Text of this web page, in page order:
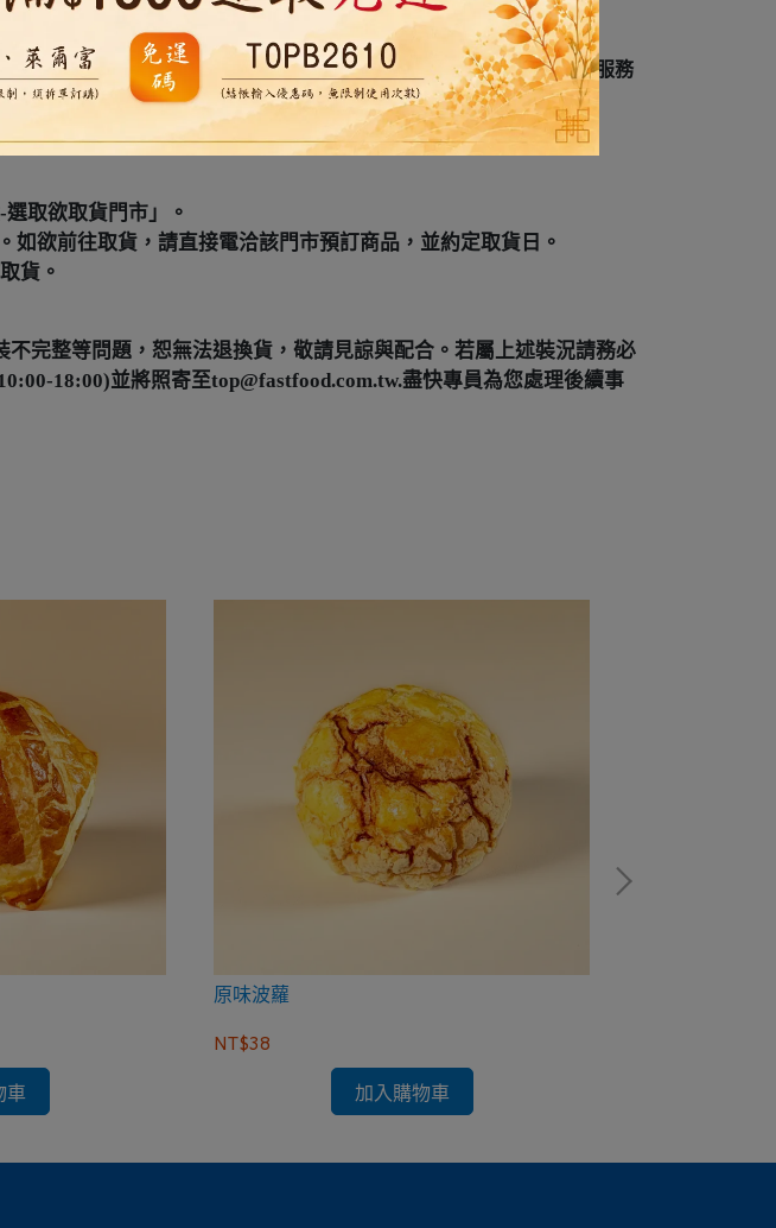
敏體質者。
新台幣4,000 萬元，食品工廠登錄字號：F-154038496-00000-2。如因本服務
轄法院，並以中華民國相關法律為準據法
取欲取貨門市」。
欲前往取貨，請直接電洽該門市預訂商品，並約定取貨日。
貨。
完整等問題，恕無法退換貨，敬請見諒與配合。若屬上述裝況請務必
18:00)並將照寄至top@fastfood.com.tw.盡快專員為您處理後續事
車
原味波蘿
NT$38
加入購物車